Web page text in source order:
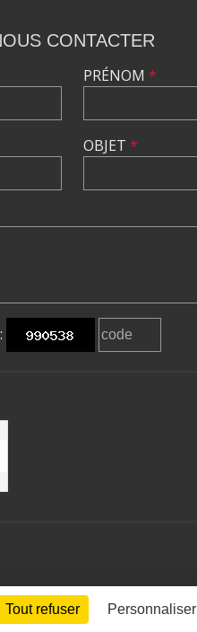
CONTACTER
PRÉNOM *
OBJET *
:
Tout refuser Personnaliser